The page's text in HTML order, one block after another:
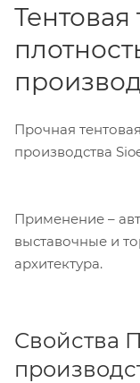
Тентовая
Прочная
производства
Применение –
выставочные и
архитектура.
Свойства